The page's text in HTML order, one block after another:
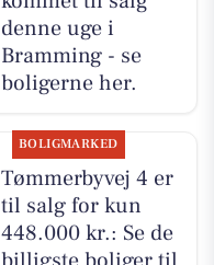
denne uge i
Bramming - se
boligerne her.
BOLIGMARKED
Tømmerbyvej 4 er
til salg for kun
448.000 kr.: Se de